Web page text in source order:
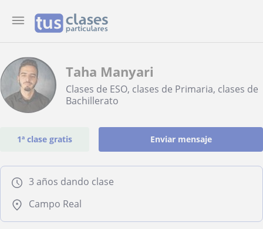
Taha Manyari
Clases de ESO, clases de Primaria, clases de
Bachillerato
1ª clase gratis Enviar mensaje
3 años dando clase
Campo Real